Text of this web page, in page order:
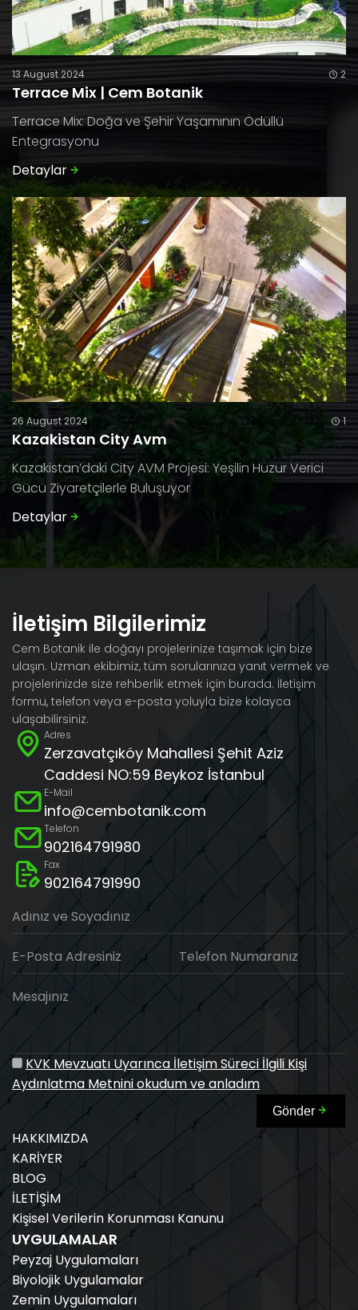
13 August 2024 2
Terrace Mix | Cem Botanik
Terrace Mix: Doğa ve Şehir Yaşamının Ödüllü
Entegrasyonu
Detaylar
26 August 2024 1
Kazakistan City Avm
Kazakistan’daki City AVM Projesi: Yeşilin Huzur Verici
Gücü Ziyaretçilerle Buluşuyor
Detaylar
İletişim Bilgilerimiz
Cem Botanik ile doğayı projelerinize taşımak için bize
ulaşın. Uzman ekibimiz, tüm sorularınıza yanıt vermek ve
projelerinizde size rehberlik etmek için burada. İletişim
formu, telefon veya e-posta yoluyla bize kolayca
ulaşabilirsiniz.
Adres
Zerzavatçıköy Mahallesi Şehit Aziz
Caddesi NO:59 Beykoz İstanbul
E-Mail
info@cembotanik.com
Telefon
902164791980
Fax
902164791990
Adınız ve Soyadınız
E-Posta Adresiniz Telefon Numaranız
Mesajınız
KVK Mevzuatı Uyarınca İletişim Süreci İlgili Kişi
Aydınlatma Metnini okudum ve anladım
Gönder
HAKKIMIZDA
KARİYER
BLOG
İLETİŞİM
Kişisel Verilerin Korunması Kanunu
UYGULAMALAR
Peyzaj Uygulamaları
Biyolojik Uygulamalar
Zemin Uygulamaları